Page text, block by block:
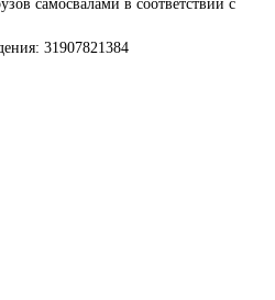
самосвалами в соответствии с
31907821384